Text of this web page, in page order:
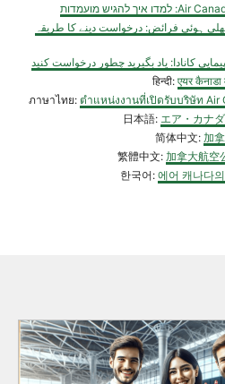
ہوئی فرائض: درخواست دینے کا طریقہ
کانادا: یاد بگیرید چطور درخواست کنید
हिन्दी: एयर
ภาษาไทย: ตำแหน่งงานที่เปิดรับบริษัท Air
日本語: エア・カナ
简体中文: 加
繁體中文: 加拿大航空
한국어: 에어 캐나다